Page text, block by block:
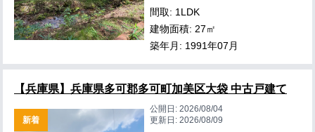
間取: 1LDK
建物面積: 27㎡
築年月: 1991年07月
【兵庫県】兵庫県多可郡多可町加美区大袋 中古戸建て
新着
公開日:2026/08/04
更新日:2026/08/09